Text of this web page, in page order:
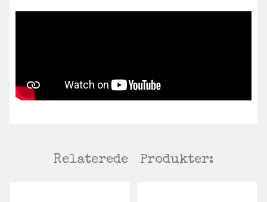
Relaterede Produkter: